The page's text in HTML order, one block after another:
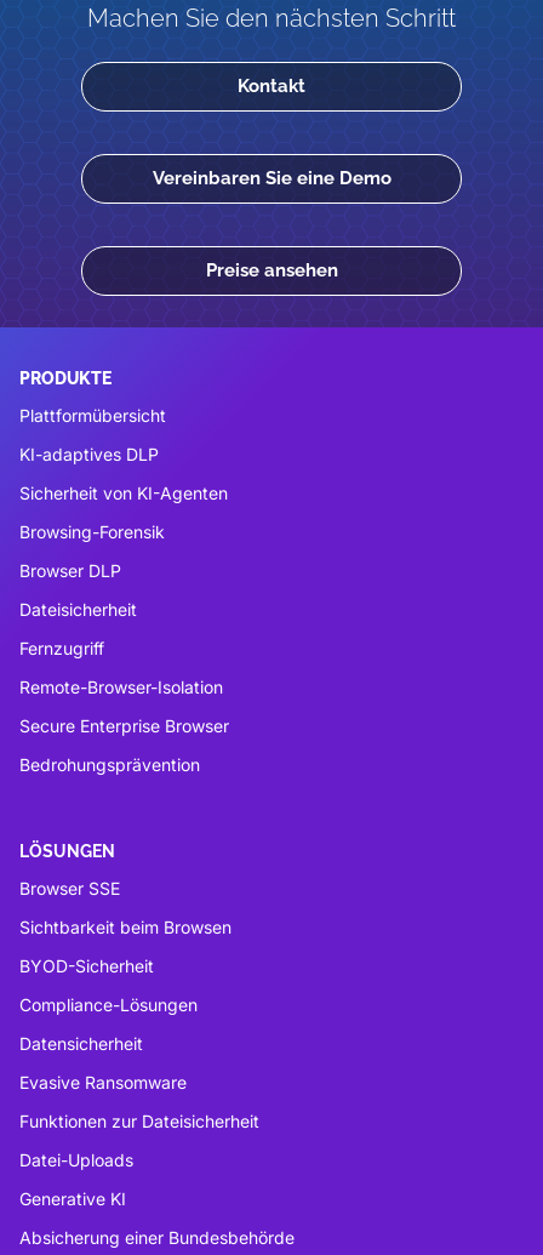
Machen Sie den nächsten Schritt
Kontakt
Vereinbaren Sie eine Demo
Preise ansehen
PRODUKTE
Plattformübersicht
KI-adaptives DLP
Sicherheit von KI-Agenten
Browsing-Forensik
Browser DLP
Dateisicherheit
Fernzugriff
Remote-Browser-Isolation
Secure Enterprise Browser
Bedrohungsprävention
LÖSUNGEN
Browser SSE
Sichtbarkeit beim Browsen
BYOD-Sicherheit
Compliance-Lösungen
Datensicherheit
Evasive Ransomware
Funktionen zur Dateisicherheit
Datei-Uploads
Generative KI
Absicherung einer Bundesbehörde